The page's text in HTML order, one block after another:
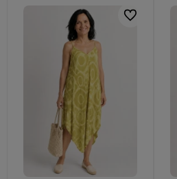
Do ulubionych